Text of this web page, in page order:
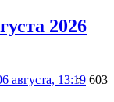
2026
августа, 13:19 603